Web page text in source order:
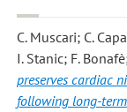
C. Muscari; C.
I. Stanic; F.
preserves cardiac
following long-